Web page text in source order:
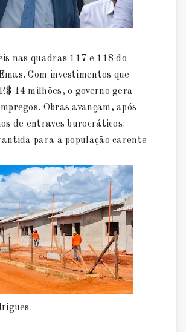
nas quadras 117 e 118 do
Com investimentos que
14 milhões, o governo gera
Obras avançam, após
de entraves burocráticos:
para a população carente